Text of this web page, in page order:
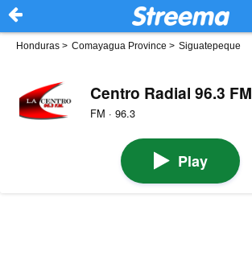
Honduras > Comayagua Province > Siguatepeque
Centro Radial 96.3 FM
FM · 96.3
Play